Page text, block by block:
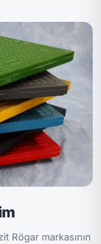
Rögar markasının